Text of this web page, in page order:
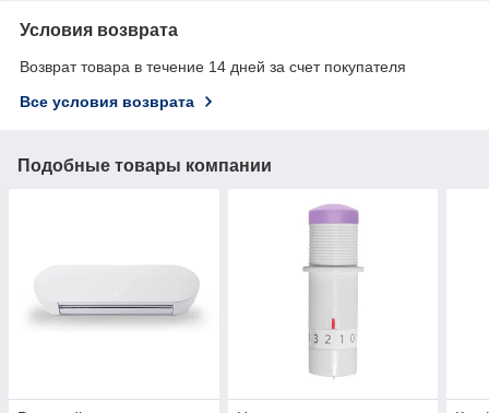
Условия возврата
Возврат товара в течение 14 дней за счет покупателя
Все условия возврата
Подобные товары компании